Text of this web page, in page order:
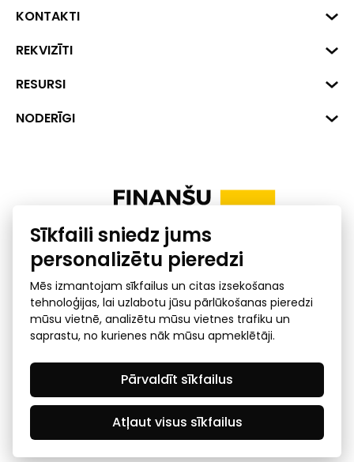
KONTAKTI
Biznesa centrs "VERDE" Roberta
1045
+371 287 18175
REKVIZĪTI
Reģ. Nr. 40008002175
Banka: SEB Banka
RESURSI
Dati
Uzņēmumu kredītspējas kalkulators
NODERĪGI
Ombuds
Privātuma politika
GDPR subjekta piekļuves
pieprasījums
© 2026 Latvijas Finanšu nozares asociācija - visas tiesības
rezervētas
Created by Mediapark
Sīkfaili sniedz jums
personalizētu pieredzi
Mēs izmantojam sīkfailus un citas izsekošanas
tehnoloģijas, lai uzlabotu jūsu pārlūkošanas pieredzi
mūsu vietnē, analizētu mūsu vietnes trafiku un
saprastu, no kurienes nāk mūsu apmeklētāji.
Atļaut visus sīkfailus
Pārvaldīt sīkfailus